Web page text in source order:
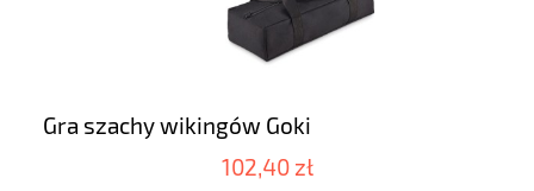
Gra szachy wikingów Goki
102,40 zł